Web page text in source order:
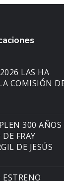
LAS HA
COMISIÓN
300 AÑOS
FRAY
DE JESÚS